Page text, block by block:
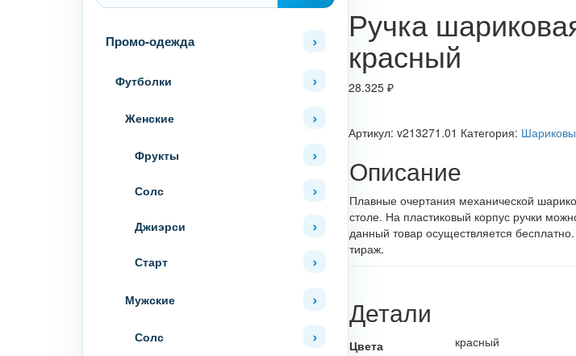
Промо-одежда
Футболки
Женские
Фрукты
Солс
Джиэрси
Старт
Мужские
Солс
Ручка
красный
28.325 ₽
Артикул: v213271.01 Категория:
Описание
Плавные очертания механической
столе. На пластиковый корпус ручки
данный товар осуществляется
тираж.
Детали
Цвета
красный